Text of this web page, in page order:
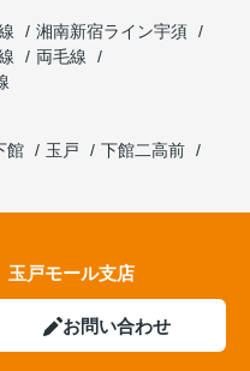
湘南新宿ライン宇須
両毛線
館 玉戸
下館二高前
戸モール支店
お問い合わせ